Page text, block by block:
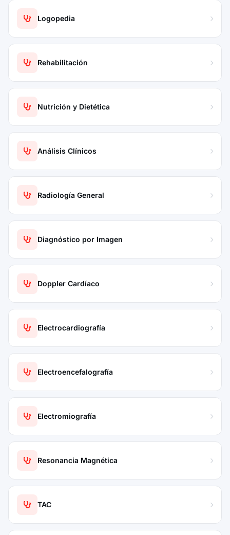
Logopedia
Rehabilitación
Nutrición y Dietética
Análisis Clínicos
Radiología General
Diagnóstico por Imagen
Doppler Cardíaco
Electrocardiografía
Electroencefalografía
Electromiografía
Resonancia Magnética
TAC